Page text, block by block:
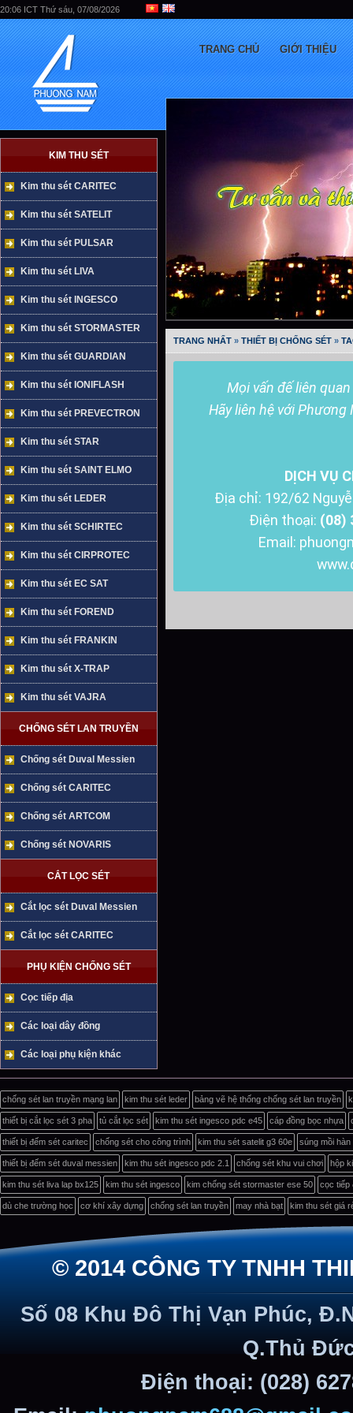
20:06 ICT Thứ sáu, 07/08/2026
TRANG CHỦ GIỚI THIỆU
KIM THU SÉT
Kim thu sét CARITEC
Kim thu sét SATELIT
Kim thu sét PULSAR
Kim thu sét LIVA
Kim thu sét INGESCO
Kim thu sét STORMASTER
Kim thu sét GUARDIAN
Kim thu sét IONIFLASH
Kim thu sét PREVECTRON
Kim thu sét STAR
Kim thu sét SAINT ELMO
Kim thu sét LEDER
Kim thu sét SCHIRTEC
Kim thu sét CIRPROTEC
Kim thu sét EC SAT
Kim thu sét FOREND
Kim thu sét FRANKIN
Kim thu sét X-TRAP
Kim thu sét VAJRA
CHỐNG SÉT LAN TRUYỀN
Chống sét Duval Messien
Chống sét CARITEC
Chống sét ARTCOM
Chống sét NOVARIS
CẮT LỌC SÉT
Cắt lọc sét Duval Messien
Cắt lọc sét CARITEC
PHỤ KIỆN CHỐNG SÉT
Cọc tiếp địa
Các loại dây đồng
Các loại phụ kiện khác
TRANG NHẤT » THIẾT BỊ CHỐNG SÉT »
Mọi vấn đế liên
Hãy liên hệ với
DỊCH VỤ
Địa chỉ: 192/62
Điện thoại: (08)
Email:
chống sét lan truyền mạng lan kim thu sét leder bảng vẽ hệ thống chống sét lan truyền
thiết bị cắt lọc sét 3 pha tủ cắt lọc sét kim thu sét ingesco pdc e45 cáp đồng bọc nhựa
thiết bị đếm sét caritec chống sét cho công trình kim thu sét satelit g3 60e súng mồi hàn
thiết bị đếm sét duval messien kim thu sét ingesco pdc 2.1 chống sét khu vui chơi hộp
kim thu sét liva lap bx125 kim thu sét ingesco kim chống sét stormaster ese 50 cọc tiếp
dù che trường học cơ khí xây dựng chống sét lan truyền may nhà bạt kim thu sét giá
© 2014 CÔNG TY TNHH
Số 08 Khu Đô Thị Vạn Phúc,
Q.Thủ
Điện thoại: (028)